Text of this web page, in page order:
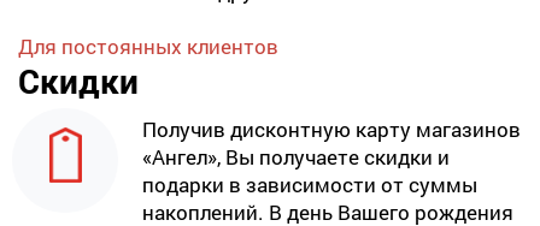
Для постоянных клиентов
Скидки
Получив дисконтную карту магазинов
«Ангел», Вы получаете скидки и
подарки в зависимости от суммы
накоплений. В день Вашего рождения